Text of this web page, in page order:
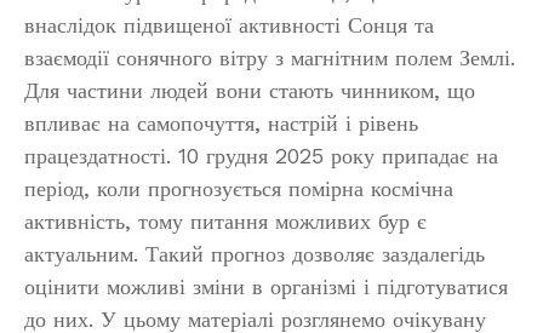
внаслідок підвищеної активності Сонця та
взаємодії сонячного вітру з магнітним полем Землі.
Для частини людей вони стають чинником, що
впливає на самопочуття, настрій і рівень
працездатності. 10 грудня 2025 року припадає на
період, коли прогнозується помірна космічна
активність, тому питання можливих бур є
актуальним. Такий прогноз дозволяє заздалегідь
оцінити можливі зміни в організмі і підготуватися
до них. У цьому матеріалі розглянемо очікувану